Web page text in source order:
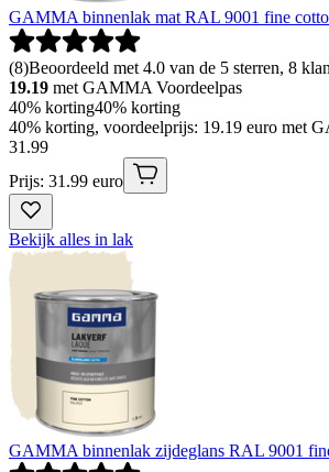
GAMMA binnenlak mat RAL 9001 fine
(8)Beoordeeld met 4.0 van de 5 sterren, 8
19.19 met GAMMA Voordeelpas
40% korting40% korting
40% korting, voordeelprijs: 19.19 euro met
31 .99
Prijs: 31.99 euro
Bekijk alles in lak
GAMMA binnenlak zijdeglans RAL 9001